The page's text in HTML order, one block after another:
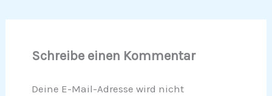
Schreibe einen Kommentar
Deine E-Mail-Adresse wird nicht